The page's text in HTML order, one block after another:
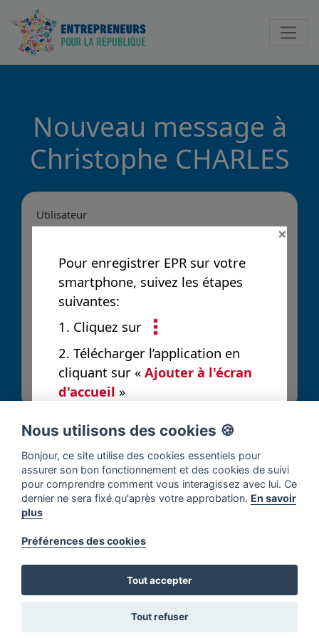
Nouveau message à
Christophe CHARLES
Utilisateur
Envoyer
×
Pour enregistrer EPR sur votre
smartphone, suivez les étapes
suivantes:
1. Cliquez sur
2. Télécharger l’application en
cliquant sur « Ajouter à l'écran
d'accueil »
Nous utilisons des cookies 🍪
Bonjour, ce site utilise des cookies essentiels pour
assurer son bon fonctionnement et des cookies de suivi
pour comprendre comment vous interagissez avec lui. Ce
dernier ne sera fixé qu'après votre approbation. En savoir
plus
Préférences des cookies
Tout accepter
Tout refuser